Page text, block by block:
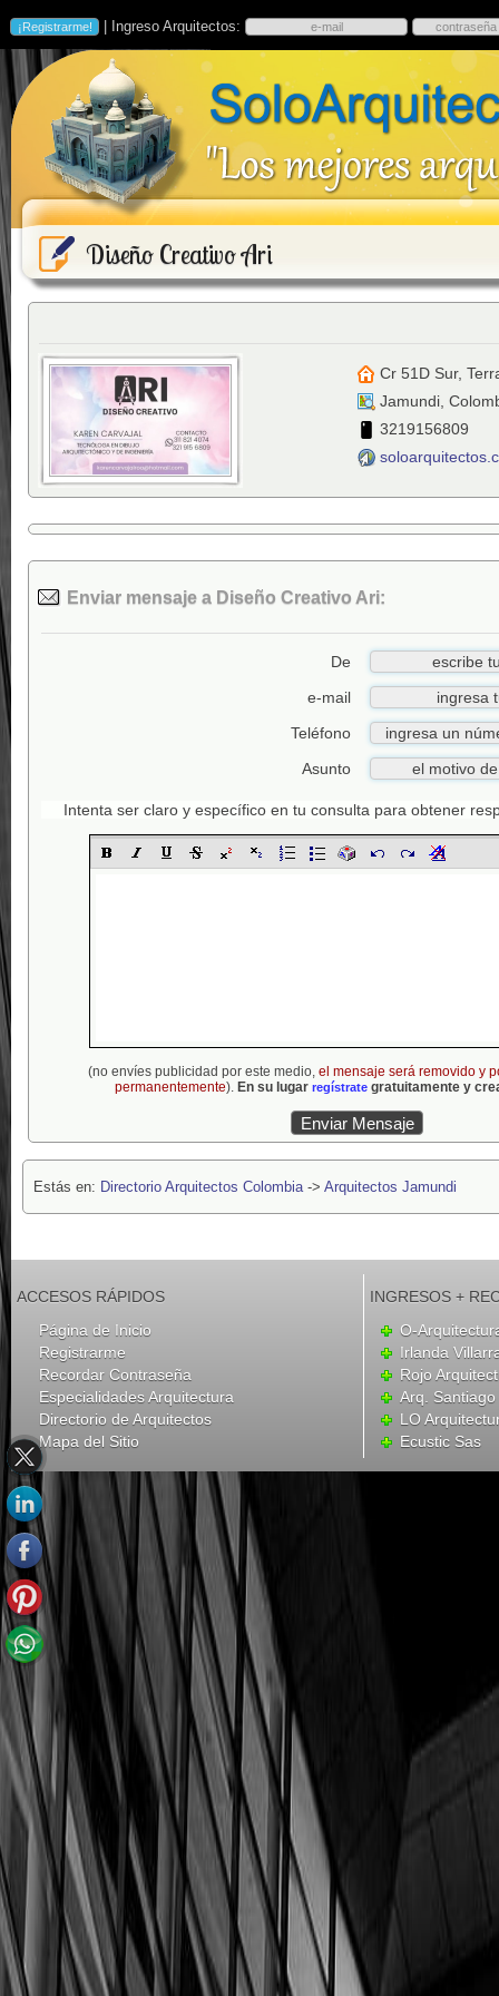
| Ingreso Arquitectos:
Diseño Creativo Ari
Cr 51D Sur,
Jamundi
3219156809
Enviar mensaje a Diseño Creativo Ari:
De
e-mail
Teléfono
Asunto
Intenta ser claro y específico en tu consulta para obtener
(no envíes publicidad por este medio, el mensaje será removido y
permanentemente). En su lugar regístrategratuitamente y
Estás en: Directorio Arquitectos Colombia-> Arquitectos Jamundi
ACCESOS RÁPIDOS
Página de Inicio
Registrarme
Recordar Contraseña
Especialidades Arquitectura
Directorio de Arquitectos
Mapa del Sitio
INGRESOS +
O-
Irlanda
Rojo
Arq.
LO
Ecustic Sas